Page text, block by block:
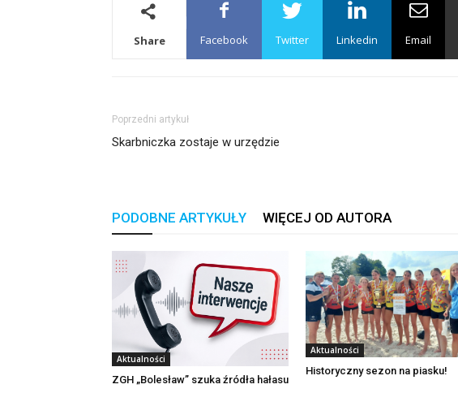
Share Facebook Twitter Linkedin Email
Poprzedni artykuł
Skarbniczka zostaje w urzędzie
PODOBNE ARTYKUŁY WIĘCEJ OD AUTORA
Aktualności
ZGH „Bolesław” szuka źródła hałasu
Aktualności
Historyczny sezon na piasku!